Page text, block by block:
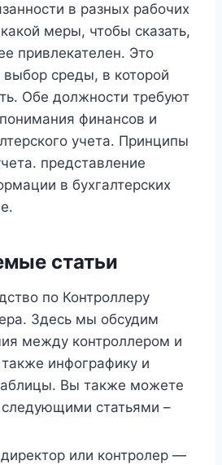
в разных рабочих
меры, чтобы сказать,
привлекателен. Это
среды, в которой
Обе должности требуют
финансов и
учета. Принципы
представление
в бухгалтерских
статьи
по Контроллеру
Здесь мы обсудим
между контроллером и
инфографику и
Вы также можете
следующими статьями –
или контролер —